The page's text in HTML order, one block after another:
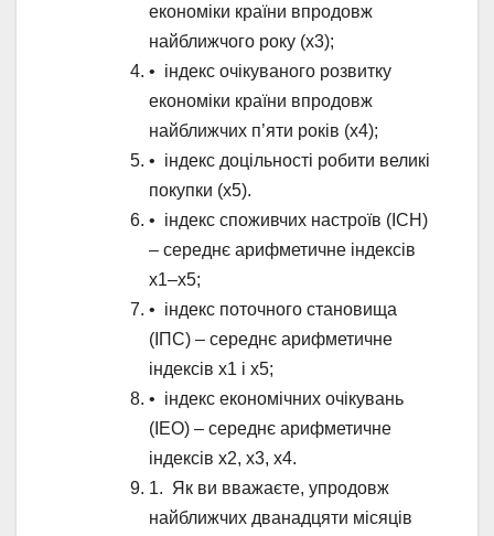
економіки країни впродовж
найближчого року (х3);
• індекс очікуваного розвитку
економіки країни впродовж
найближчих п’яти років (х4);
• індекс доцільності робити великі
покупки (х5).
• індекс споживчих настроїв (ІСН)
– середнє арифметичне індексів
х1–х5;
• індекс поточного становища
(ІПС) – середнє арифметичне
індексів х1 і х5;
• індекс економічних очікувань
(ІЕО) – середнє арифметичне
індексів х2, х3, х4.
1. Як ви вважаєте, упродовж
найближчих дванадцяти місяців